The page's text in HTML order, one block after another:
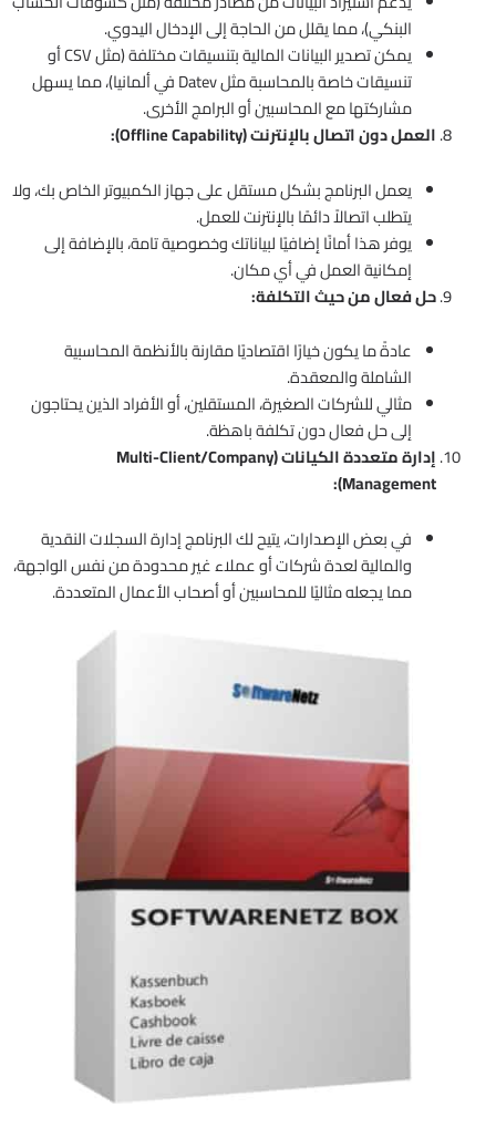
البنكي)، مما يقلل من الحاجة إلى الإدخال اليدوي.
يمكن تصدير البيانات المالية بتنسيقات مختلفة (مثل CSV أو
تنسيقات خاصة بالمحاسبة مثل Datev في ألمانيا)، مما يسهل
مشاركتها مع المحاسبين أو البرامج الأخرى.
العمل دون اتصال بالإنترنت (Offline Capability):
يعمل البرنامج بشكل مستقل على جهاز الكمبيوتر الخاص بك، ولا
يتطلب اتصالاً دائمًا بالإنترنت للعمل.
يوفر هذا أمانًا إضافيًا لبياناتك وخصوصية تامة، بالإضافة إلى
إمكانية العمل في أي مكان.
حل فعال من حيث التكلفة:
عادةً ما يكون خيارًا اقتصاديًا مقارنة بالأنظمة المحاسبية
الشاملة والمعقدة.
مثالي للشركات الصغيرة، المستقلين، أو الأفراد الذين يحتاجون
إلى حل فعال دون تكلفة باهظة.
إدارة متعددة الكيانات (Multi-Client/Company
Management):
في بعض الإصدارات، يتيح لك البرنامج إدارة السجلات النقدية
والمالية لعدة شركات أو عملاء غير محدودة من نفس الواجهة،
مما يجعله مثاليًا للمحاسبين أو أصحاب الأعمال المتعددة.